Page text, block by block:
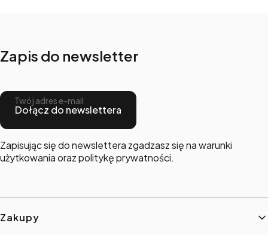
Zapis do newsletter
Twój adres e-mail
Dołącz do newslettera
Zapisując się do newslettera zgadzasz się na warunki
użytkowania oraz politykę prywatności.
Linki w stopce
Zakupy